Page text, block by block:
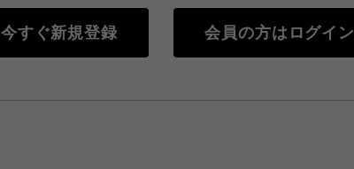
今すぐ新規登録 会員の方はログイン